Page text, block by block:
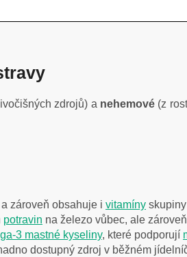
zdrojů) a nehemové (z
zároveň obsahuje i vitamíny
potravin na železo vůbec, ale
3 mastné kyseliny, které podporují
dostupný zdroj v běžném